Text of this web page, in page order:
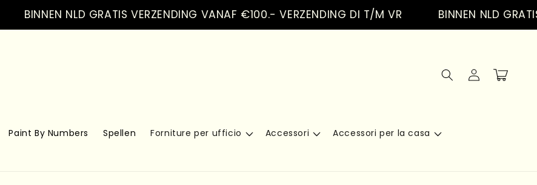
BINNEN NLD GRATIS VERZENDING VANAF €100.- VERZENDING DI T/M VR BINNEN NLD GRATIS
Paint By Numbers Spellen Forniture per ufficio Accessori Accessori per la casa
Accedi Carrello